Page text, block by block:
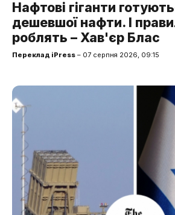
Нафтові гіганти
дешевшої нафти. І
роблять – Хав'єр Блас
Переклад iPress – 07 серпня 2026, 09:15